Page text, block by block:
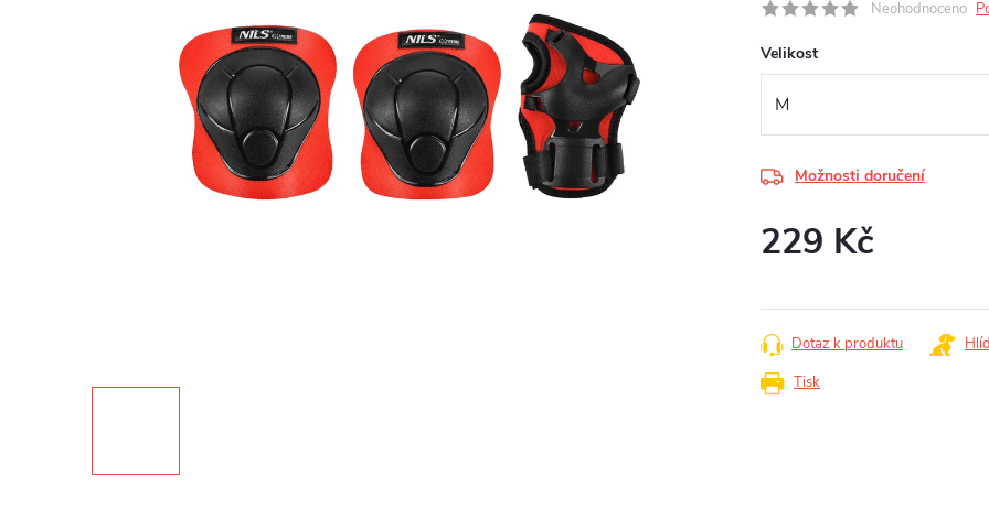
Neohodnoceno
Velikost
Možnosti doručení
229 Kč
Tisk
Dotaz k produktu